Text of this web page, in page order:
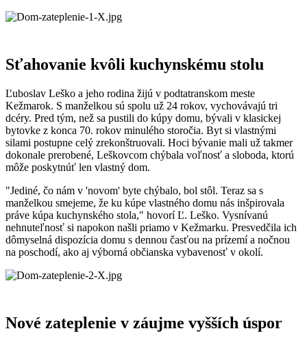
Sťahovanie kvôli kuchynskému stolu
Ľuboslav Leško a jeho rodina žijú v podtatranskom meste
Kežmarok. S manželkou sú spolu už 24 rokov, vychovávajú tri
dcéry. Pred tým, než sa pustili do kúpy domu, bývali v klasickej
bytovke z konca 70. rokov minulého storočia. Byt si vlastnými
silami postupne celý zrekonštruovali. Hoci bývanie mali už takmer
dokonale prerobené, Leškovcom chýbala voľnosť a sloboda, ktorú
môže poskytnúť len vlastný dom.
"Jediné, čo nám v 'novom' byte chýbalo, bol stôl. Teraz sa s
manželkou smejeme, že ku kúpe vlastného domu nás inšpirovala
práve kúpa kuchynského stola," hovorí Ľ. Leško. Vysnívanú
nehnuteľnosť si napokon našli priamo v Kežmarku. Presvedčila ich
dômyselná dispozícia domu s dennou časťou na prízemí a nočnou
na poschodí, ako aj výborná občianska vybavenosť v okolí.
Nové zateplenie v záujme vyšších úspor